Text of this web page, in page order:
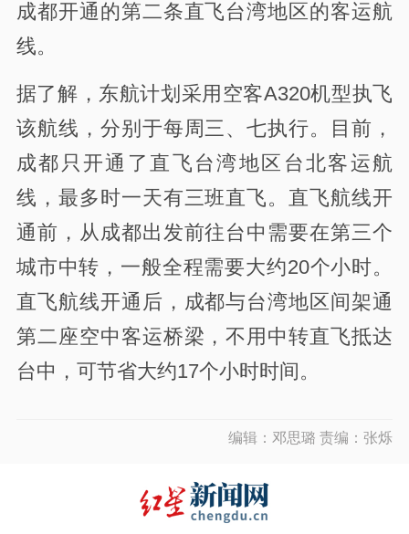
成都开通的第二条直飞台湾地区的客运航
线。
据了解，东航计划采用空客A320机型执飞
该航线，分别于每周三、七执行。目前，
成都只开通了直飞台湾地区台北客运航
线，最多时一天有三班直飞。直飞航线开
通前，从成都出发前往台中需要在第三个
城市中转，一般全程需要大约20个小时。
直飞航线开通后，成都与台湾地区间架通
第二座空中客运桥梁，不用中转直飞抵达
台中，可节省大约17个小时时间。
编辑：邓思璐 责编：张烁